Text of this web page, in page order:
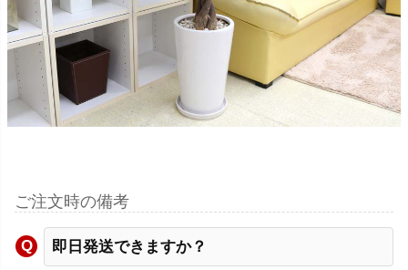
ご注文時の備考
即日発送できますか？